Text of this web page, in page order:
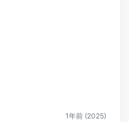
1年前 (2025)